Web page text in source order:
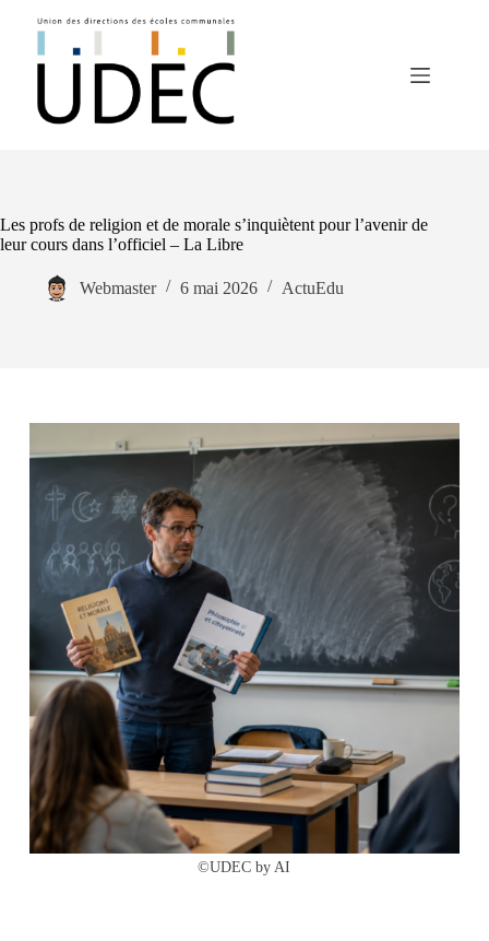
Les profs de religion et de morale s’inquiètent pour l’avenir de
leur cours dans l’officiel – La Libre
Webmaster 6 mai 2026 ActuEdu
©UDEC by AI